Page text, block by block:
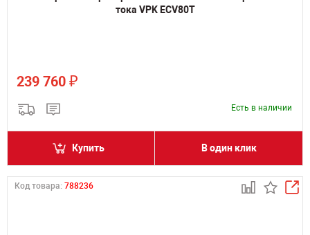
тока VPK ECV80T
239 760 ₽
Есть в наличии
Купить В один клик
Код товара: 788236